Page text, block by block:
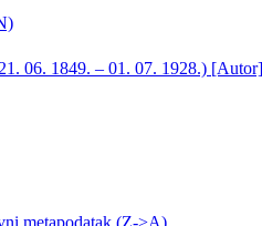
06. 1849. – 01. 07. 1928.) [Autor]
metapodatak (Z->A)